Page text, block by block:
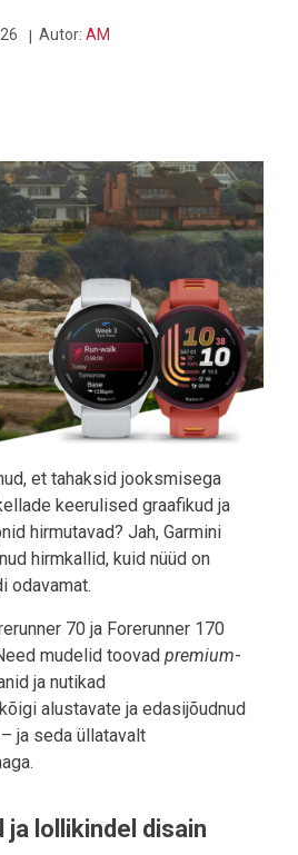
Autor: AM
et tahaksid jooksmisega
keerulised graafikud ja
hirmutavad? Jah, Garmini
hirmkallid, kuid nüüd on
odavamat.
70 ja Forerunner 170
mudelid toovad premium-
ja nutikad
alustavate ja edasijõudnud
ja seda üllatavalt
ja lollikindel disain